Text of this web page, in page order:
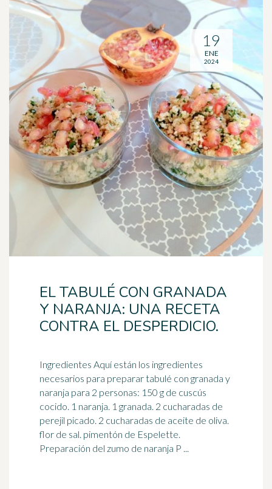
EL TABULÉ CON GRANADA
Y NARANJA: UNA RECETA
CONTRA EL DESPERDICIO.
Ingredientes Aquí están los ingredientes
necesarios para preparar tabulé con granada y
naranja para 2 personas: 150 g de cuscús
cocido. 1 naranja. 1 granada. 2 cucharadas de
perejil picado. 2 cucharadas de aceite de oliva.
flor de sal. pimentón de Espelette.
Preparación del zumo de naranja P ...
19
ENE
2024